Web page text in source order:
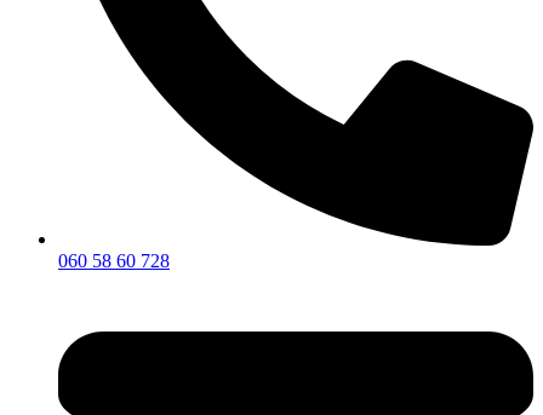
060 58 60 728